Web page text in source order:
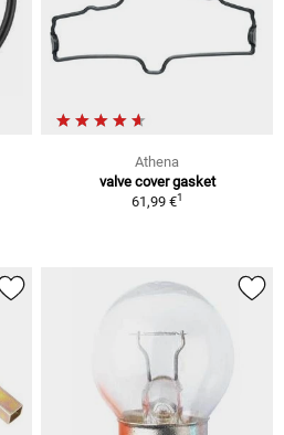
Athena
valve cover gasket
61,99 €1